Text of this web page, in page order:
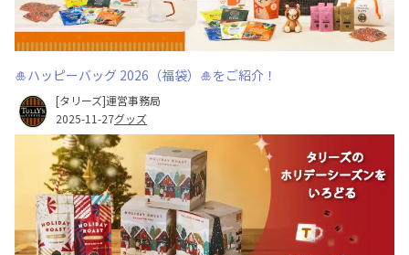
🎍ハッピーバッグ 2026（福袋）🎍をご紹介！
[タリーズ]運営事務局
2025-11-27グッズ